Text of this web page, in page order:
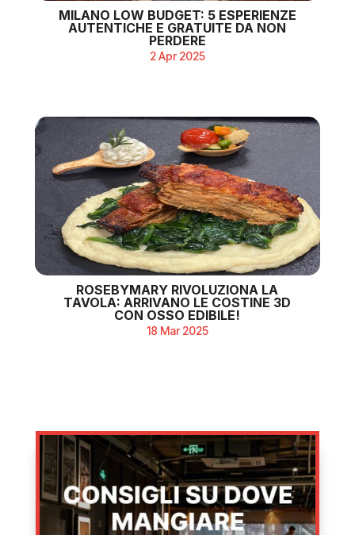
MILANO LOW BUDGET: 5 ESPERIENZE
AUTENTICHE E GRATUITE DA NON
PERDERE
2 Apr 2025
ROSEBYMARY RIVOLUZIONA LA
TAVOLA: ARRIVANO LE COSTINE 3D
CON OSSO EDIBILE!
18 Mar 2025